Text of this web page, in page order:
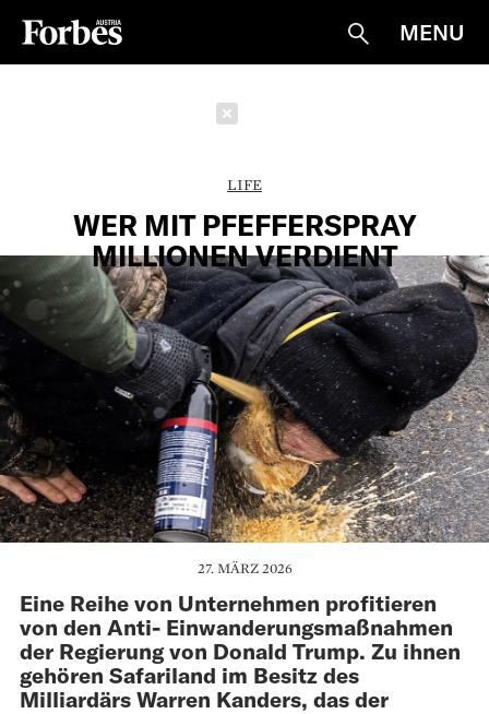
Suche
MENU
LIFE
WER MIT PFEFFERSPRAY
MILLIONEN VERDIENT
27. MÄRZ 2026
Eine Reihe von Unternehmen profitieren
von den Anti- Einwanderungsmaßnahmen
der Regierung von Donald Trump. Zu ihnen
gehören Safariland im Besitz des
Milliardärs Warren Kanders, das der